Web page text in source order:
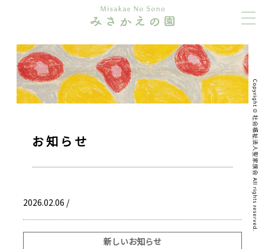
お知らせ
2026.02.06 /
新しいお知らせ